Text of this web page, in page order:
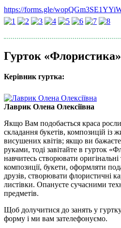
https://forms.gle/
Гурток «Флористика»
Керівник гуртка:
Лаврик Олена Олексіївна
Якщо Вам подобається краса
складання букетів, композицій із
висушених квітів; якщо ви
руками, тоді завітайте в гурток
навчитесь створювати оригінальні
композиції, букети, оформляти
друзів, створювати флористичні
листівки. Опануєте сучасними
предметів.
Щоб долучитися до занять у
форму і ми вам зателефонуємо.